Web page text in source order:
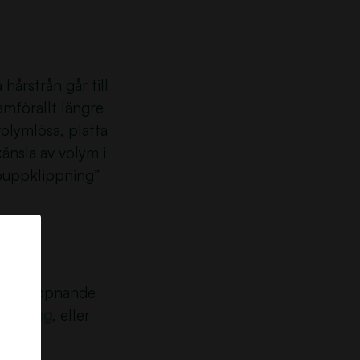
går till
längre
platta
av volym i
, eller